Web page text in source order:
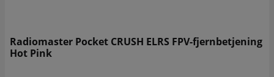
Radiomaster Pocket CRUSH ELRS FPV-fjernbetjening
Hot Pink